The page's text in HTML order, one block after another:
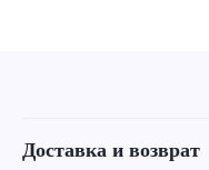
Доставка и возврат